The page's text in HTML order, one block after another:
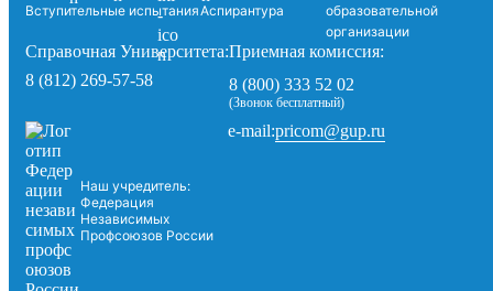
Вступительные испытанияАспирантура
образовательной
организации
Справочная Университета:
8 (812) 269-57-58
Приемная комиссия:
8 (800) 333 52 02
(Звонок бесплатный)
Наш учредитель:
Федерация
Независимых
Профсоюзов России
e-mail:pricom@gup.ru